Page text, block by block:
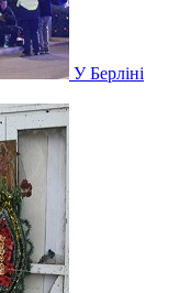
У Берліні